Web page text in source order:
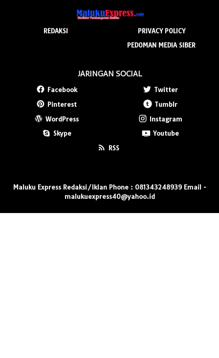
REDAKSI
PRIVACY POLICY
PEDOMAN MEDIA SIBER
JARINGAN SOCIAL
Facebook
Twitter
Pinterest
Tumblr
WordPress
Instagram
Skype
Youtube
RSS
Maluku Express Redaksi/Iklan Phone : 081343248939 Email -
malukuexpress40@yahoo.id